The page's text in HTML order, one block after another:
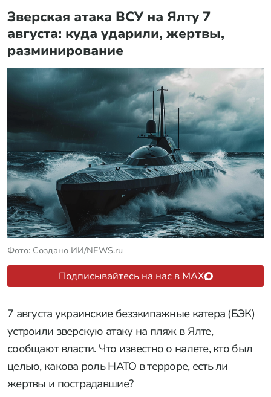
Зверская атака ВСУ на Ялту 7
августа: куда ударили, жертвы,
разминирование
Фото: Создано ИИ/NEWS.ru
Подписывайтесь на нас в MAX
7 августа украинские безэкипажные катера (БЭК)
устроили зверскую атаку на пляж в Ялте,
сообщают власти. Что известно о налете, кто был
целью, какова роль НАТО в терроре, есть ли
жертвы и пострадавшие?